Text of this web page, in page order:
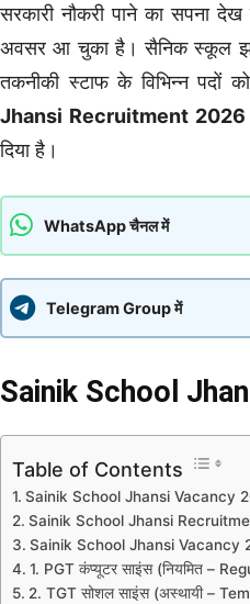
सरकारी नौकरी पाने का सपना
अवसर आ चुका है। सैनिक स्कूल
तकनीकी स्टाफ के विभिन्न पदों
Jhansi Recruitment 2026
दिया है।
WhatsApp चैनल में
Telegram Group में
Sainik School
Table of Contents
Sainik School Jhansi Vacancy
Sainik School Jhansi
Sainik School Jhansi Vacancy
1. PGT कंप्यूटर साइंस (नियमित –
2. TGT सोशल साइंस (अस्थायी –